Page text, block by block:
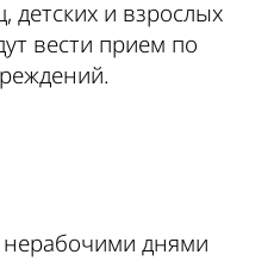
и взрослых
вести прием по
нерабочими днями